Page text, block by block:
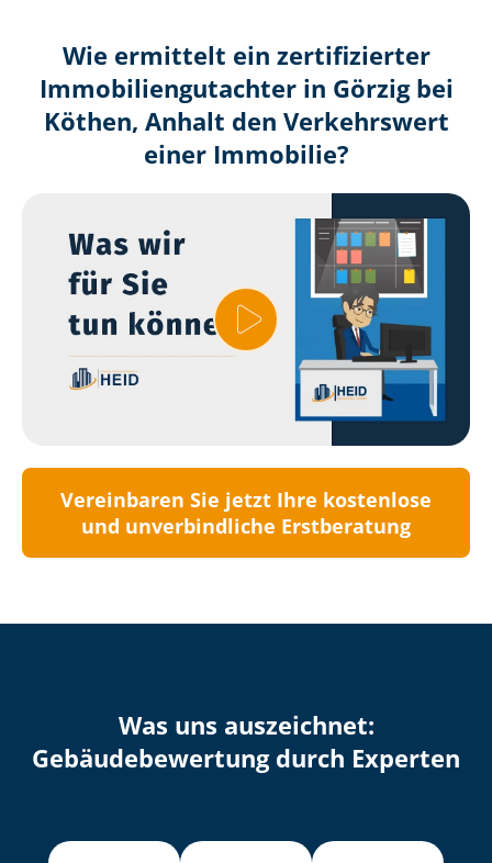
Wie ermittelt ein zertifizierter
Immobilien­gutachter in Görzig bei
Köthen, Anhalt den Verkehrswert
einer Immobilie?
Vereinbaren Sie jetzt Ihre kostenlose
und unverbindliche Erstberatung
Was uns auszeichnet:
Ge­bäu­de­be­wer­tung durch Experten